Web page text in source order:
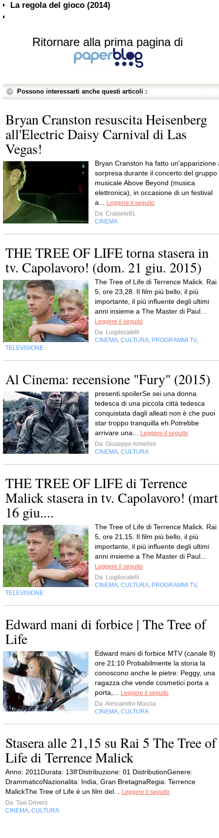
La regola del gioco (2014)
Ritornare alla prima pagina di
Possono interessarti anche questi articoli :
Bryan Cranston resuscita Heisenberg
all'Electric Daisy Carnival di Las
Vegas!
Bryan Cranston ha fatto un'apparizione
sorpresa durante il concerto del gruppo
musicale Above Beyond (musica
elettronica), in occasione di un festival
a... Leggere il seguito
Da Crabiele91
CINEMA
THE TREE OF LIFE torna stasera in
tv. Capolavoro! (dom. 21 giu. 2015)
The Tree of Life di Terrence Malick. Rai
5, ore 23,28. Il film più bello, il più
importante, il più influente degli ultimi
anni insieme a The Master di Paul...
Leggere il seguito
Da Luigilocatelli
CINEMA, CULTURA, PROGRAMMI TV,
TELEVISIONE
Al Cinema: recensione "Fury" (2015)
presenti spoilerSe sei una donna
tedesca di una piccola città tedesca
conquistata dagli alleati non è che puoi
star troppo tranquilla eh.Potrebbe
arrivare una... Leggere il seguito
Da Giuseppe Armellini
CINEMA, CULTURA
THE TREE OF LIFE di Terrence
Malick stasera in tv. Capolavoro!
16 giu....
The Tree of Life di Terrence Malick. Rai
5, ore 21,15. Il film più bello, il più
importante, il più influente degli ultimi
anni insieme a The Master di Paul...
Leggere il seguito
Da Luigilocatelli
CINEMA, CULTURA, PROGRAMMI TV,
TELEVISIONE
Edward mani di forbice | The Tree of
Life
Edward mani di forbice MTV (canale 8)
ore 21:10 Probabilmente la storia la
conoscono anche le pietre: Peggy, una
ragazza che vende cosmetici porta a
porta,... Leggere il seguito
Da Alessandro Moccia
CINEMA, CULTURA
Stasera alle 21,15 su Rai 5 The Tree of
Life di Terrence Malick
Anno: 2011Durata: 138'Distribuzione: 01 DistributionGenere:
DrammaticoNazionalita: India, Gran BretagnaRegia: Terrence
MalickThe Tree of Life è un film del... Leggere il seguito
Da Taxi Drivers
CINEMA, CULTURA